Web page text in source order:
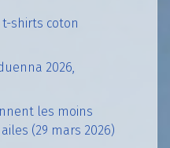
t-shirts coton
2026,
les moins
(29 mars 2026)